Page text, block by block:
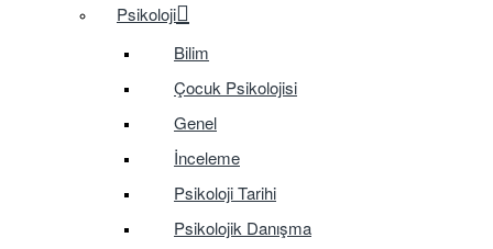
Psikoloji
Bilim
Çocuk Psikolojisi
Genel
İnceleme
Psikoloji Tarihi
Psikolojik Danışma